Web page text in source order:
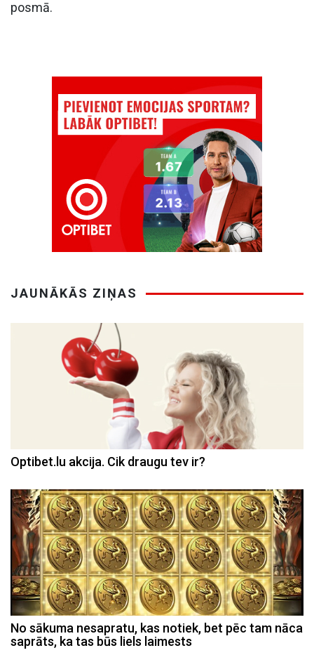
posmā.
JAUNĀKĀS ZIŅAS
Optibet.lu akcija. Cik draugu tev ir?
No sākuma nesapratu, kas notiek, bet pēc tam nāca
saprāts, ka tas būs liels laimests